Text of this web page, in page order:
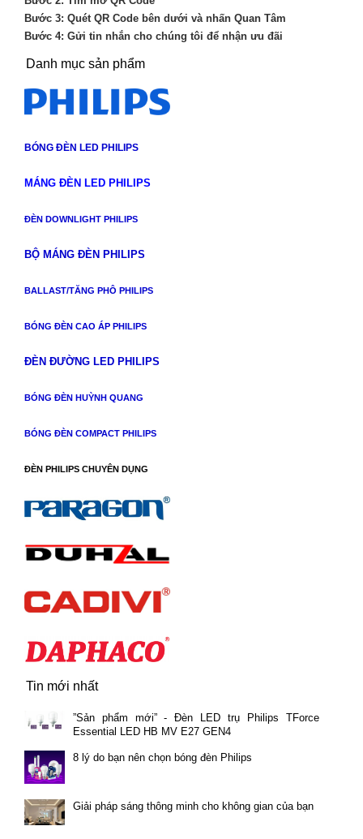
Bước 3: Quét QR Code bên dưới và nhấn Quan Tâm
Bước 4: Gửi tin nhắn cho chúng tôi để nhận ưu đãi
Danh mục sản phẩm
BÓNG ĐÈN LED PHILIPS
MÁNG ĐÈN LED PHILIPS
ĐÈN DOWNLIGHT PHILIPS
BỘ MÁNG ĐÈN PHILIPS
BALLAST/TĂNG PHÔ PHILIPS
BÓNG ĐÈN CAO ÁP PHILIPS
ĐÈN ĐƯỜNG LED PHILIPS
BÓNG ĐÈN HUỲNH QUANG
BÓNG ĐÈN COMPACT PHILIPS
ĐÈN PHILIPS CHUYÊN DỤNG
Tin mới nhất
”Sản phẩm mới” - Đèn LED trụ Philips TForce
Essential LED HB MV E27 GEN4
8 lý do bạn nên chọn bóng đèn Philips
Giải pháp sáng thông minh cho không gian của bạn